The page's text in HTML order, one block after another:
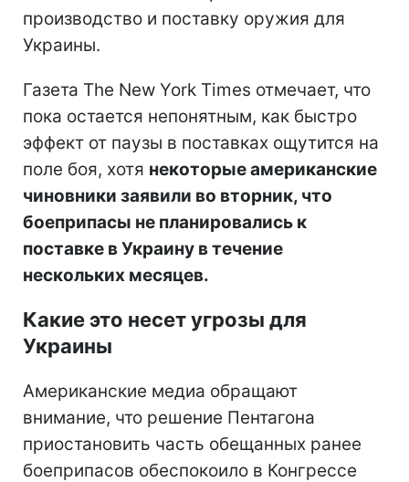
производство и поставку оружия для
Украины.
Газета The New York Times отмечает, что
пока остается непонятным, как быстро
эффект от паузы в поставках ощутится на
поле боя, хотя некоторые американские
чиновники заявили во вторник, что
боеприпасы не планировались к
поставке в Украину в течение
нескольких месяцев.
Какие это несет угрозы для
Украины
Американские медиа обращают
внимание, что решение Пентагона
приостановить часть обещанных ранее
боеприпасов обеспокоило в Конгрессе